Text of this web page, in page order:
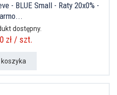
- BLUE Small - Raty 20x0% -
dostępny.
zł / szt.
koszyka